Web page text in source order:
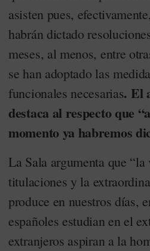
asisten pues,
habrán dictado
meses, al menos, entre
se han adoptado las
funcionales necesarias. El
destaca al respecto que
momento ya habremos
La Sala argumenta que
titulaciones y la
produce en nuestros días,
españoles estudian en el
extranjeros aspiran a la